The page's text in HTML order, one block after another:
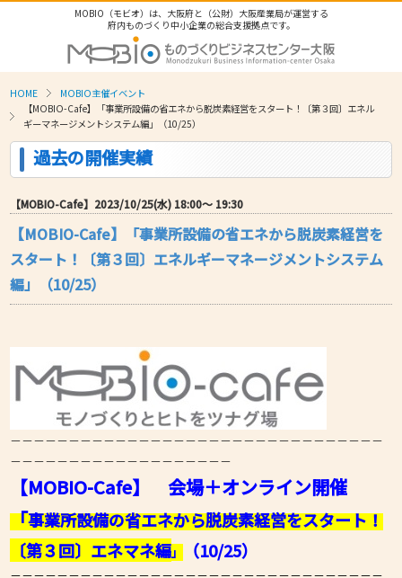
MOBIO（モビオ）は、大阪府と（公財）大阪産業局が運営する
府内ものづくり中小企業の総合支援拠点です。
HOME
MOBIO主催イベント
【MOBIO-Cafe】「事業所設備の省エネから脱炭素経営をスタート！〔第３回〕エネル
ギーマネージメントシステム編」（10/25）
過去の開催実績
【MOBIO-Cafe】2023/10/25(水) 18:00〜 19:30
【MOBIO-Cafe】「事業所設備の省エネから脱炭素経営を
スタート！〔第３回〕エネルギーマネージメントシステム
編」（10/25）
－－－－－－－－－－－－－－－－－－－－－－－－－－－－－－－－
－－－－－－－－－－－－－－－－－－－
【MOBIO-Cafe】 会場＋オンライン開催
「事業所設備の省エネから脱炭素経営をスタート！
〔第３回〕エネマネ編」 （10/25）
－－－－－－－－－－－－－－－－－－－－－－－－－－－－－－－－